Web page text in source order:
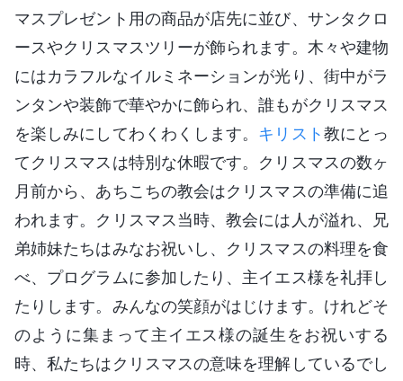
マスプレゼント用の商品が店先に並び、サンタクロ
ースやクリスマスツリーが飾られます。木々や建物
にはカラフルなイルミネーションが光り、街中がラ
ンタンや装飾で華やかに飾られ、誰もがクリスマス
を楽しみにしてわくわくします。 キリスト教にとっ
てクリスマスは特別な休暇です。クリスマスの数ヶ
月前から、あちこちの教会はクリスマスの準備に追
われます。クリスマス当時、教会には人が溢れ、兄
弟姉妹たちはみなお祝いし、クリスマスの料理を食
べ、プログラムに参加したり、主イエス様を礼拝し
たりします。みんなの笑顔がはじけます。けれどそ
のように集まって主イエス様の誕生をお祝いする
時、私たちはクリスマスの意味を理解しているでし